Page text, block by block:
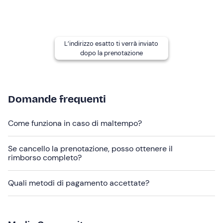
Il maneggio non è raggiungibile con i mezzi pubblici. In
loco è disponibile unparcheggio gratuito.
Pantaloni lunghi
Non dimenticare di portare
Bottiglietta d'acqua
L’indirizzo esatto ti verrà inviato
dopo la prenotazione
Domande frequenti
Come funziona in caso di maltempo?
Se cancello la prenotazione, posso ottenere il
rimborso completo?
Quali metodi di pagamento accettate?